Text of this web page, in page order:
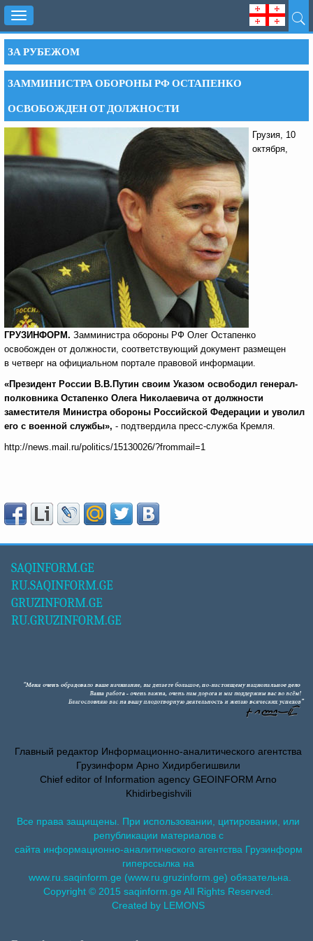
Toggle
navigation
ЗА РУБЕЖОМ
ЗАММИНИСТРА ОБОРОНЫ РФ ОСТАПЕНКО
ОСВОБОЖДЕН ОТ ДОЛЖНОСТИ
Грузия, 10
октября,
ГРУЗИНФОРМ. Замминистра обороны РФ Олег Остапенко
освобожден от должности, соответствующий документ размещен
в четверг на официальном портале правовой информации.
«Президент России В.В.Путин своим Указом освободил генерал-
полковника Остапенко Олега Николаевича от должности
заместителя Министра обороны Российской Федерации и уволил
его с военной службы», - подтвердила пресс-служба Кремля.
http://news.mail.ru/politics/15130026/?frommail=1
SAQINFORM.GE
RU.SAQINFORM.GE
GRUZINFORM.GE
RU.GRUZINFORM.GE
Главный редактор Информационно-аналитического агентства
Грузинформ Арно Хидирбегишвили
Chief editor of Information agency GEOINFORM Arno
Khidirbegishvili
Все права защищены. При использовании, цитировании, или
републикации материалов с
сайта информационно-аналитического агентства Грузинформ
гиперссылка на
www.ru.saqinform.ge (www.ru.gruzinform.ge) обязательна.
Copyright © 2015 saqinform.ge All Rights Reserved.
Created by LEMONS